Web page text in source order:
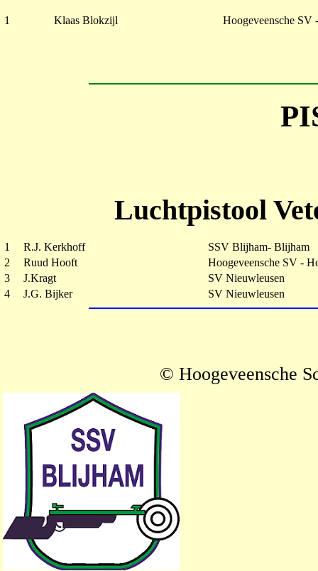
1 Klaas Blokzijl Hoogeveensche SV
Luchtpistool
1 R.J. Kerkhoff
SSV Blijham- Blijham
2
Ruud Hooft
Hoogeveensche SV -
3
J.Kragt
SV Nieuwleusen
4
J.G. Bijker SV Nieuwleusen
© Hoogeveensche